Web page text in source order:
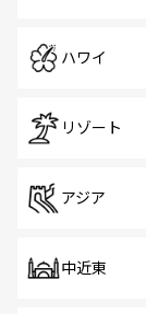
ハワイ
リゾート
アジア
中近東